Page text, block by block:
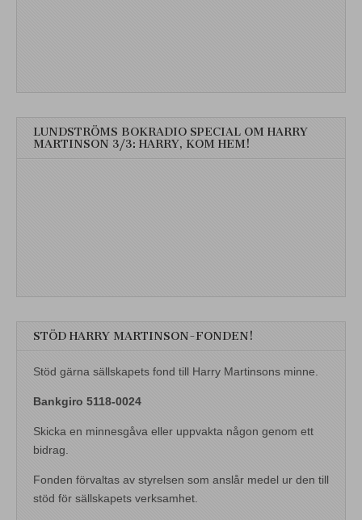
LUNDSTRÖMS BOKRADIO SPECIAL OM HARRY
MARTINSON 3/3: HARRY, KOM HEM!
STÖD HARRY MARTINSON-FONDEN!
Stöd gärna sällskapets fond till Harry Martinsons minne.
Bankgiro 5118-0024
Skicka en minnesgåva eller uppvakta någon genom ett
bidrag.
Fonden förvaltas av styrelsen som anslår medel ur den till
stöd för sällskapets verksamhet.